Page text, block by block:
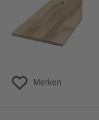
Merken